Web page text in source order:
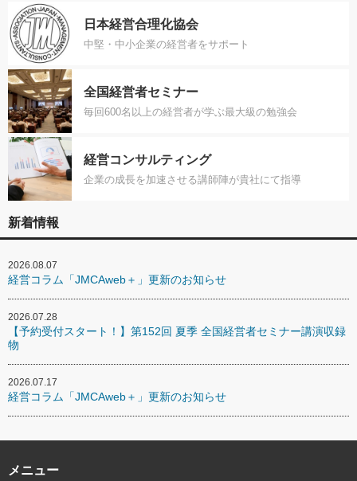
日本経営合理化協会
中堅・中小企業の経営者をサポート
全国経営者セミナー
毎回600名以上の経営者が学ぶ最大級の勉強会
経営コンサルティング
企業の成長を加速させる講師陣が貴社にて指導
新着情報
2026.08.07
経営コラム「JMCAweb＋」更新のお知らせ
2026.07.28
【予約受付スタート！】第152回 夏季 全国経営者セミナー講演収録
物
2026.07.17
経営コラム「JMCAweb＋」更新のお知らせ
メニュー